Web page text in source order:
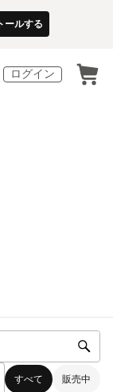
ールする
ログイン
すべて 販売中